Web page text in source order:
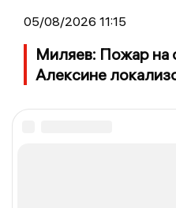
05/08/2026 11:15
Миляев: Пожар на
Алексине